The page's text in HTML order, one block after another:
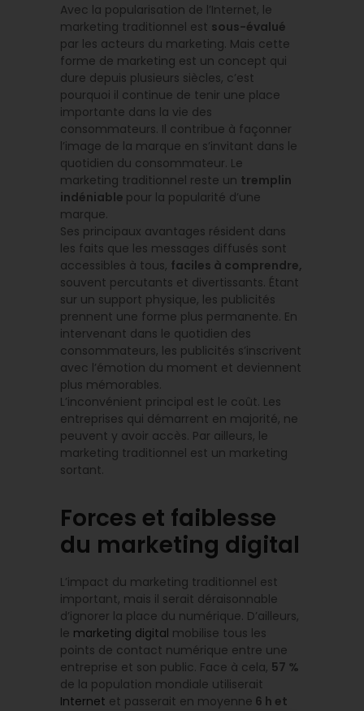
Avec la popularisation de l’Internet, le
marketing traditionnel est sous-évalué
par les acteurs du marketing. Mais cette
forme de marketing est un concept qui
dure depuis plusieurs siècles, c’est
pourquoi il continue de tenir une place
importante dans la vie des
consommateurs. Il contribue à façonner
l’image de la marque en s’invitant dans le
quotidien du consommateur. Le
marketing traditionnel reste un tremplin
indéniable pour la popularité d’une
marque.
Ses principaux avantages résident dans
les faits que les messages diffusés sont
accessibles à tous, faciles à comprendre,
souvent percutants et divertissants. Étant
sur un support physique, les publicités
prennent une forme plus permanente. En
intervenant dans le quotidien des
consommateurs, les publicités s’inscrivent
avec l’émotion du moment et deviennent
plus mémorables.
L’inconvénient principal est le coût. Les
entreprises qui démarrent en majorité, ne
peuvent y avoir accès. Par ailleurs, le
marketing traditionnel est un marketing
sortant.
Forces et faiblesse
du marketing digital
L’impact du marketing traditionnel est
important, mais il serait déraisonnable
d’ignorer la place du numérique. D’ailleurs,
le marketing digital mobilise tous les
points de contact numérique entre une
entreprise et son public. Face à cela, 57 %
de la population mondiale utiliserait
Internet et passerait en moyenne 6 h et